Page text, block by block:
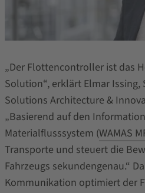
„Der Flottencontroller ist das
Solution“, erklärt Elmar Issing,
Solutions Architecture &
„Basierend auf den
Materialflusssystem (WAMAS
Transporte und steuert die
Fahrzeugs sekundengenau.“
Kommunikation optimiert der